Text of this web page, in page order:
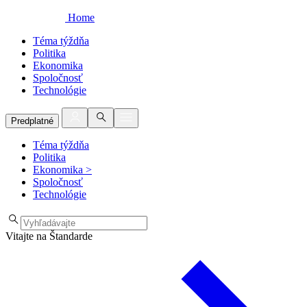
Home
Téma týždňa
Politika
Ekonomika
Spoločnosť
Technológie
Predplatné
Téma týždňa
Politika
Ekonomika >
Spoločnosť
Technológie
Vitajte na Štandarde